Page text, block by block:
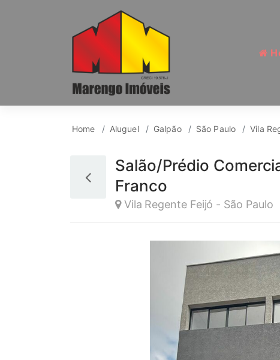
Galpão para Aluguel,
Home Aluguel Galpão São Paulo Vila
Salão/Prédio
Franco
Vila Regente Feijó - São Paulo